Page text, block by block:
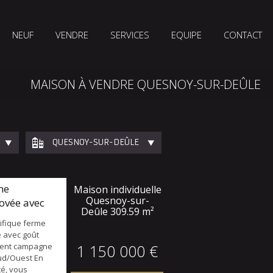
NEUF VENDRE SERVICES EQUIPE CONTACT
MAISON À VENDRE QUESNOY-SUR-DEÛLE
QUESNOY-SUR-DEÛLE
avec
ferme
goût
campagne
Ouest En
vous
Maison individuelle
Quesnoy-sur-
Deûle 309.59 m²
1 150 000 €